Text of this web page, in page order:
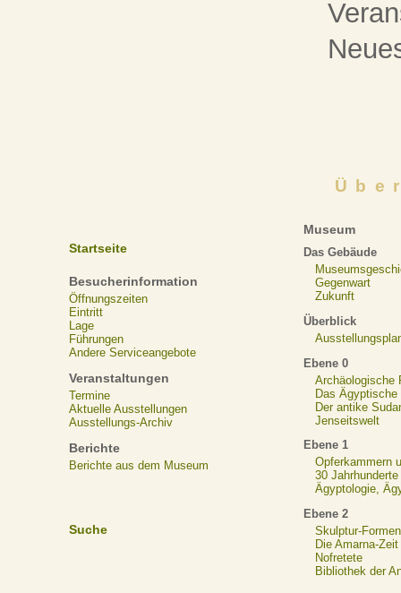
Startseite
Besucherinformation
Öffnungszeiten
Eintritt
Lage
Führungen
Andere Serviceangebote
Veranstaltungen
Termine
Aktuelle Ausstellungen
Ausstellungs-Archiv
Berichte
Berichte aus dem Museum
Suche
Museum
Das Gebäude
Gegenwart
Zukunft
Überblick
Ebene 0
Archäologische
Das Ägyptische
Der antike
Jenseitswelt
Ebene 1
Opferkammern
30
Ägyptologie,
Ebene 2
Skulptur-Formen
Die Amarna-Zeit
Nofretete
Bibliothek der